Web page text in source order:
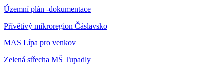
Územní plán -dokumentace
Přívětivý mikroregion Čáslavsko
MAS Lípa pro venkov
Zelená střecha MŠ Tupadly